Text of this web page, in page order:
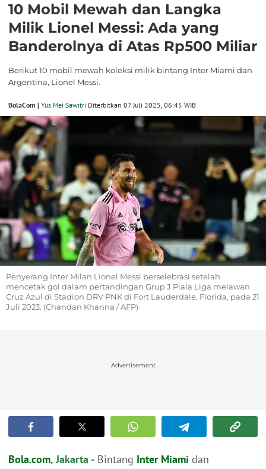
10 Mobil Mewah dan Langka
Milik Lionel Messi: Ada yang
Banderolnya di Atas Rp500 Miliar
Berikut 10 mobil mewah koleksi milik bintang Inter Miami dan
Argentina, Lionel Messi.
BolaCom | Yus Mei Sawitri Diterbitkan 07 Juli 2025, 06:45 WIB
Penyerang Inter Milan Lionel Messi berselebrasi setelah
mencetak gol dalam pertandingan Grup J Piala Liga melawan
Cruz Azul di Stadion DRV PNK di Fort Lauderdale, Florida, pada 21
Juli 2023. (Chandan Khanna / AFP)
Advertisement
Bola.com, Jakarta - Bintang Inter Miami dan